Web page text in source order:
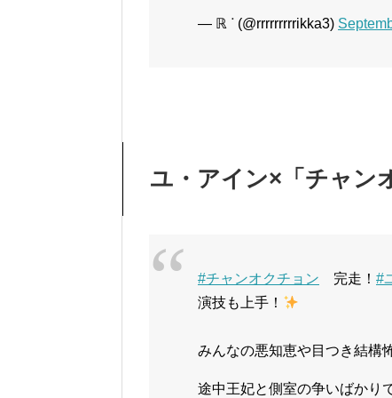
— ℝ ᐝ (@rrrrrrrrrikka3)
ユ・アイン×「チャン
#チャンオクチョン 完走！ #
演技も上手！
みんなの悪知恵や目つき結構
途中王妃と側室の争いばかり